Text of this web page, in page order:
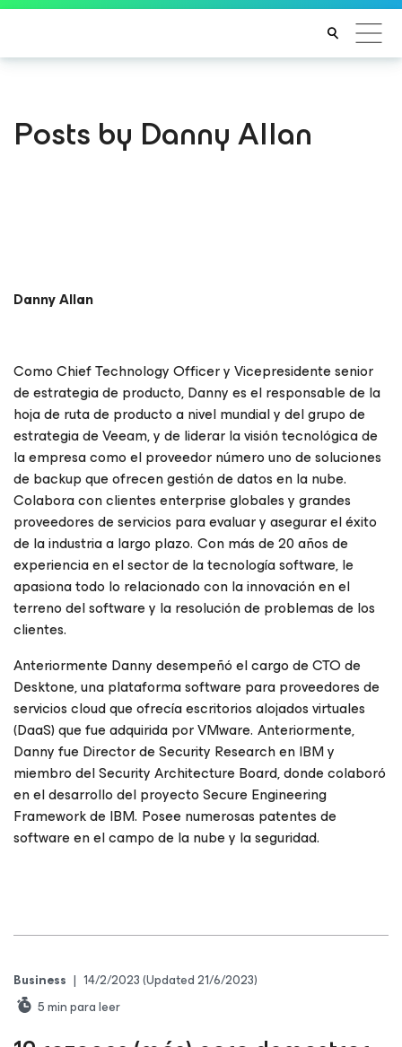
Posts by Danny Allan
Danny Allan
Como Chief Technology Officer y Vicepresidente senior
de estrategia de producto, Danny es el responsable de la
hoja de ruta de producto a nivel mundial y del grupo de
estrategia de Veeam, y de liderar la visión tecnológica de
la empresa como el proveedor número uno de soluciones
de backup que ofrecen gestión de datos en la nube.
Colabora con clientes enterprise globales y grandes
proveedores de servicios para evaluar y asegurar el éxito
de la industria a largo plazo. Con más de 20 años de
experiencia en el sector de la tecnología software, le
apasiona todo lo relacionado con la innovación en el
terreno del software y la resolución de problemas de los
clientes.
Anteriormente Danny desempeñó el cargo de CTO de
Desktone, una plataforma software para proveedores de
servicios cloud que ofrecía escritorios alojados virtuales
(DaaS) que fue adquirida por VMware. Anteriormente,
Danny fue Director de Security Research en IBM y
miembro del Security Architecture Board, donde colaboró
en el desarrollo del proyecto Secure Engineering
Framework de IBM. Posee numerosas patentes de
software en el campo de la nube y la seguridad.
Business | 14/2/2023(Updated 21/6/2023)
5min para leer